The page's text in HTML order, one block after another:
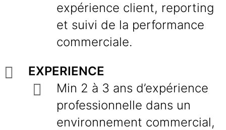
expérience client, reporting
et suivi de la performance
commerciale.
EXPERIENCE
Min 2 à 3 ans d’expérience
professionnelle dans un
environnement commercial,